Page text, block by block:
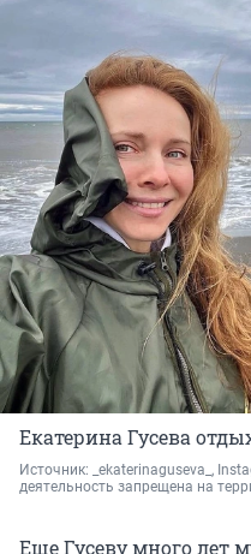
Екатерина Гусева
Источник: _ekaterinaguseva_,
деятельность запрещена на
Еще Гусеву много лет